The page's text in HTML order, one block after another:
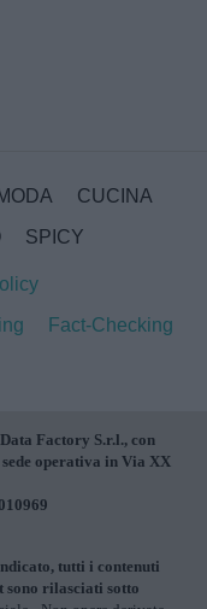
MODA
CUCINA
SPICY
Fact-Checking
Factory S.r.l., con
operativa in Via XX
tutti i contenuti
sono rilasciati sotto